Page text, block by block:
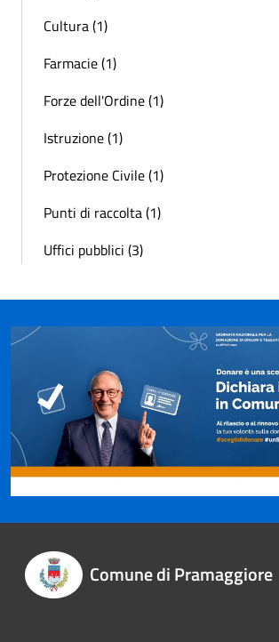
Cultura (1)
Farmacie (1)
Forze dell'Ordine (1)
Istruzione (1)
Protezione Civile (1)
Punti di raccolta (1)
Uffici pubblici (3)
Comune di Pramaggiore